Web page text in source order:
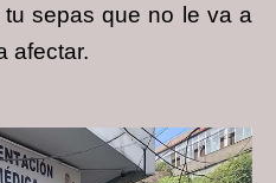
sepas que no le va a
afectar.